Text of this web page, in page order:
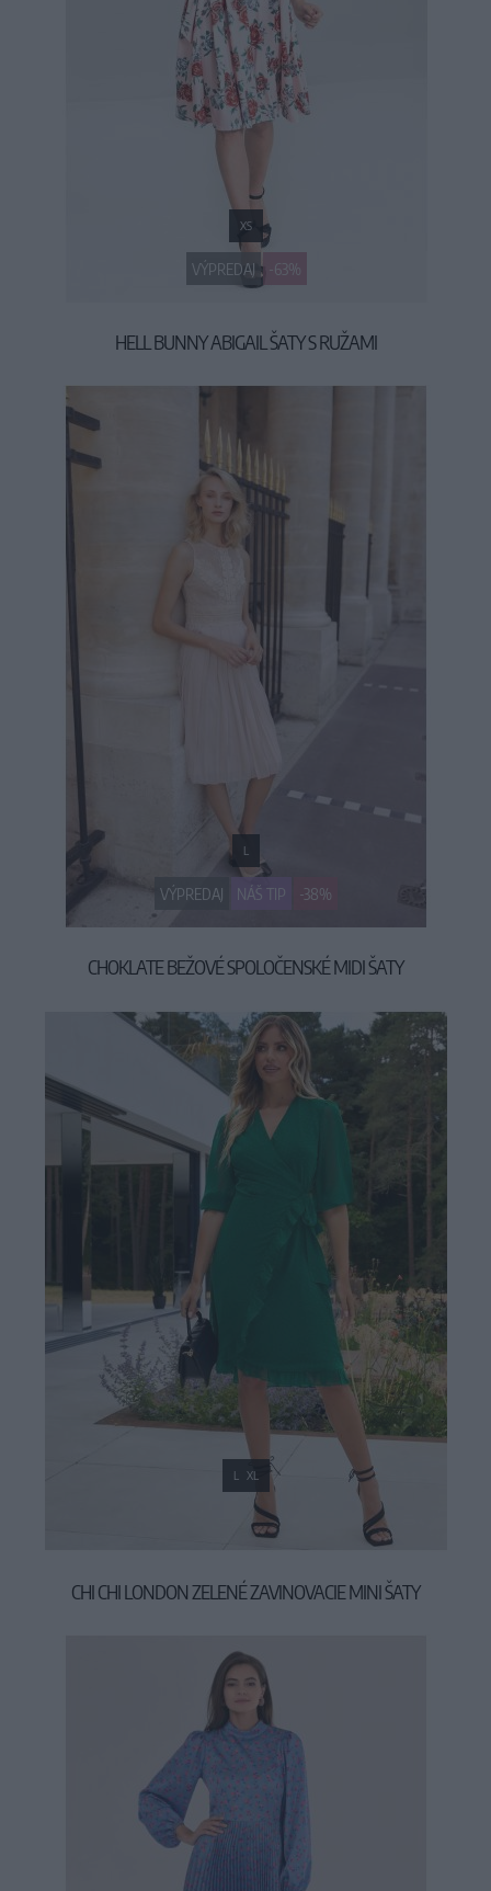
VÝPREDAJ -63%
XS
HELL BUNNY ABIGAIL ŠATY S RUŽAMI
53,90 € 19,90 €
VÝPREDAJ NÁŠ TIP -38%
L
CHOKLATE BEŽOVÉ SPOLOČENSKÉ MIDI ŠATY
79,90 € 49,90 €
L XL
CHI CHI LONDON ZELENÉ ZAVINOVACIE MINI ŠATY